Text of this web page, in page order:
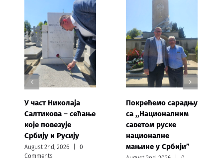
У част Николаја
Салтикова – сећање
које повезује
Србију и Русију
August 2nd, 2026
0
Comments
Покрећемо сарадњу
са ,,Националним
саветом руске
националне
мањине у Србији”